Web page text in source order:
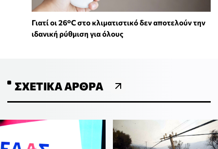
Γιατί οι 26°C στο κλιματιστικό δεν αποτελούν την
ιδανική ρύθμιση για όλους
ΣΧΕΤΙΚΆ ΆΡΘΡΑ